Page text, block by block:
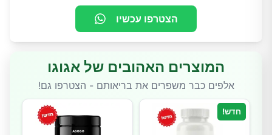
הצטרפו עכשיו
המוצרים האהובים של אגוגו
אלפים כבר משפרים את בריאותם - הצטרפו גם!
חדש!